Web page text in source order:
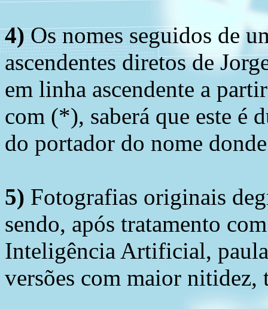
4)Os nomes seguidos de
ascendentes diretos de
em linha ascendente a
com (*), saberá que este é
do portador do nome
5) Fotografias originais
sendo, após tratamento
Inteligência Artificial,
versões com maior nitidez,